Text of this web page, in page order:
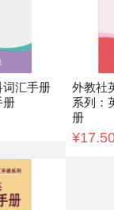
词汇手册
册
外教社
系列：
册